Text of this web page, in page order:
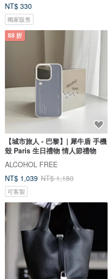
NT$ 330
獨家販售
88 折
【城市旅人 - 巴黎】| 犀牛盾 手機
殼 Paris 生日禮物 情人節禮物
ALCOHOL FREE
NT$ 1,039 NT$ 1,180
可客製